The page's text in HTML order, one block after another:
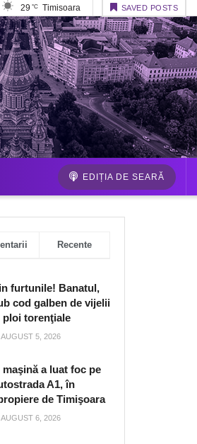
29 °C Timisoara SAVED POSTS
EDIȚIA DE SEARĂ
Recente
furtunile! Banatul,
cod galben de vijelii
ploi torenţiale
AUGUST 5, 2026
maşină a luat foc pe
A1, în
de Timişoara
AUGUST 6, 2026